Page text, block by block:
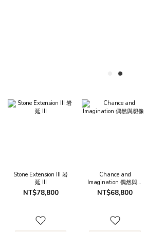
Stone Extension III 岩
延 III
NT$78,800
Chance and
Imagination 偶然與想
像 I
NT$68,800